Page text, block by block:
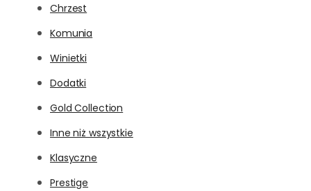
Chrzest
Komunia
Winietki
Dodatki
Gold Collection
Inne niż wszystkie
Klasyczne
Prestige